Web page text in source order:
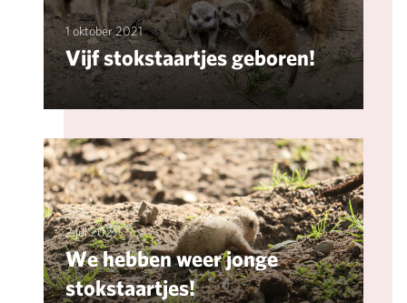
1 oktober 2021
Vijf stokstaartjes geboren!
2 jul 2021
We hebben weer jonge
stokstaartjes!